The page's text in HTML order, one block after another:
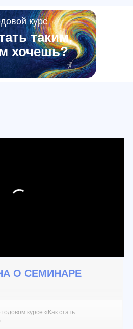
курс
таким,
хочешь?
О СЕМИНАРЕ
курсе «Как стать